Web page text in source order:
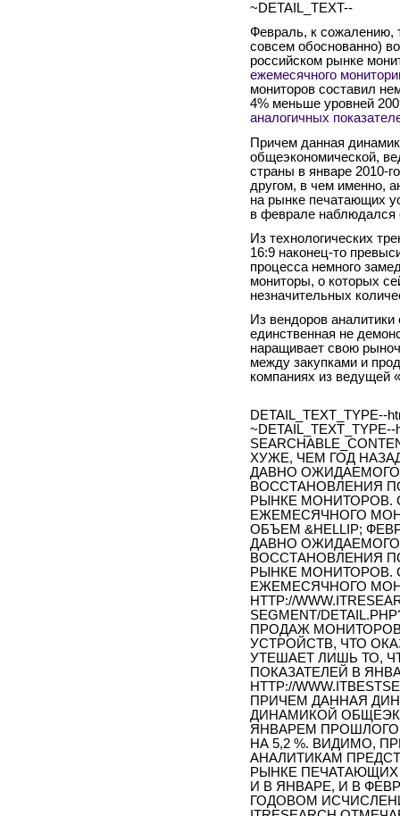
~DETAIL_TEXT--
Февраль, к сожалению,
совсем обоснованно)
российском рынке
ежемесячного
мониторов составил
4% меньше уровней
аналогичных
Причем данная
общеэкономической,
страны в январе 2010-го
другом, в чем именно,
на рынке печатающих
в феврале наблюдался
Из технологических
16:9 наконец-то
процесса немного
мониторы, о которых
незначительных
Из вендоров
единственная не
наращивает свою
между закупками и
компаниях из ведущей
DETAIL_TEXT_TYPE--
~DETAIL_TEXT_TYPE--
ХУЖЕ, ЧЕМ ГОД
ДАВНО
ВОССТАНОВЛЕНИЯ
РЫНКЕ МОНИТОРОВ.
ЕЖЕМЕСЯЧНОГО
ОБЪЕМ &HELLIP;
ДАВНО
ВОССТАНОВЛЕНИЯ
РЫНКЕ МОНИТОРОВ.
ЕЖЕМЕСЯЧНОГО
HTTP://
SEGMENT/
ПРОДАЖ
УСТРОЙСТВ, ЧТО
УТЕШАЕТ ЛИШЬ ТО,
ПОКАЗАТЕЛЕЙ В
HTTP://
ПРИЧЕМ ДАННАЯ
ДИНАМИКОЙ
ЯНВАРЕМ ПРОШЛОГО
НА 5,2 %. ВИДИМО,
АНАЛИТИКАМ
РЫНКЕ ПЕЧАТАЮЩИХ
И В ЯНВАРЕ, И В
ГОДОВОМ